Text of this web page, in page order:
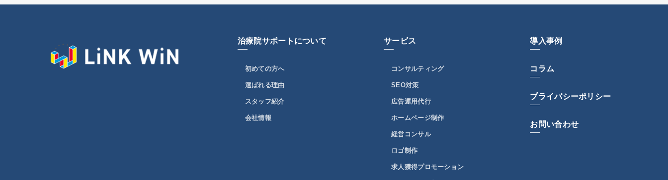
治療院サポートについて
初めての方へ
選ばれる理由
スタッフ紹介
会社情報
サービス
コンサルティング
SEO対策
広告運用代行
ホームページ制作
経営コンサル
ロゴ制作
求人獲得プロモーション
導入事例
コラム
プライバシーポリシー
お問い合わせ